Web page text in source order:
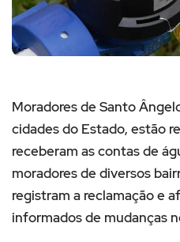
Moradores de Santo
cidades do Estado, estão
receberam as contas de
moradores de diversos
registram a reclamação e
informados de mudanças